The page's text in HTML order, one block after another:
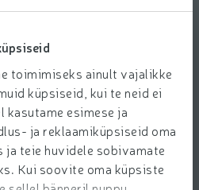
toimimiseks ainult vajalikke
küpsiseid, kui te neid ei
kasutame esimese ja
ja reklaamiküpsiseid oma
teie huvidele sobivamate
Kui soovite oma küpsiste